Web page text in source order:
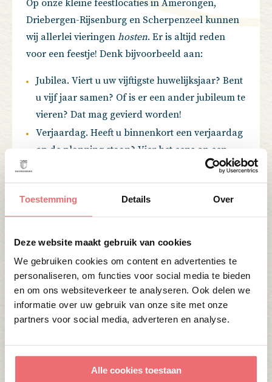
Toestemming Details Over
Deze website maakt gebruik van cookies
We gebruiken cookies om content en advertenties te
personaliseren, om functies voor social media te bieden
en om ons websiteverkeer te analyseren. Ook delen we
informatie over uw gebruik van onze site met onze
partners voor social media, adverteren en analyse.
Alle cookies toestaan
Op onze kleine feestlocaties in Amerongen,
Driebergen-Rijsenburg en Scherpenzeel kunnen
wij allerlei vieringenhosten. Er is altijd reden
voor een feestje! Denk bijvoorbeeld aan:
Jubilea. Viert u uw vijftigste huwelijksjaar? Bent
u vijf jaar samen? Of is er een ander jubileum te
vieren? Dat mag gevierd worden!
Verjaardag. Heeft u binnenkort een verjaardag
op de planning staan? Vier het eens op een
andere locatie. We kunnen het zo uitbundig
maken, zoals u zelf wilt.
Babyshowers
. Krijgt een van uw vrienden of
familieleden binnenkort een kindje? Zet de
aanstaande moeder in zonnetje! Wij werken
Verlovingsfeest. Zijn jullie verloofd? Van harte
gefeliciteerd! Naast jullie trouwdag kunnen
jullie ook jullie verlovingsfeest op onze kleine
feestlocaties vieren.
begin of juist einde van uw carrière? Vier het
met een intiem feest op een kleine feestlocatie!